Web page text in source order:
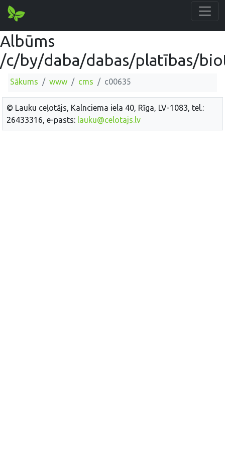
Albūms
/c/by/daba/dabas/platības/
Sākums www cms c00635
© Lauku ceļotājs, Kalnciema iela 40, Rīga, LV-1083, tel.:
26433316, e-pasts: lauku@celotajs.lv